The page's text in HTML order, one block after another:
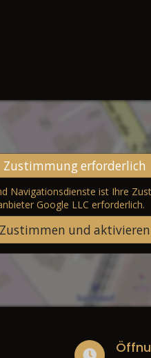
Zustimmung erforderlich
Navigationsdienste ist Ihre
Google LLC erforderlich.
Zustimmen und aktivieren